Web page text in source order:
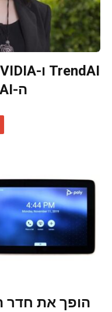
ה-AI האוטונומי
הופך את חדר